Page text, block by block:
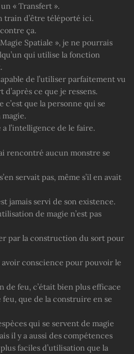
un « Transfert ».
train d’être téléporté ici.
ça.
Spatiale », je ne pourrais
qui utilise la fonction
de l’utiliser parfaitement vu
ce que je ressens.
c’est que la personne qui se
a l’intelligence de le faire.
rencontré aucun monstre se
servait pas, même s’il en avait
jamais servi de son existence.
de magie n’est pas
par la construction du sort pour
avoir conscience pour pouvoir le
de feu, c’était bien plus efficace
que de la construire en se
qui se servent de magie
il y a aussi des compétences
faciles d’utilisation que la